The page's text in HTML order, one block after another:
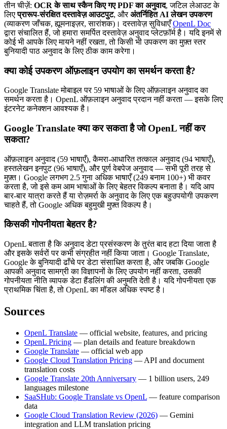
तीन चीज़ें: OCR के साथ स्कैन किए गए PDF का अनुवाद, जटिल लेआउट के
लिएप्रारूप-संरक्षित दस्तावेज़ आउटपुट, औरअंतर्निहित AI लेखन उपकरण
(व्याकरण जाँचक, ह्यूमनाइज़र, सारांशक)। दस्तावेज़ सुविधाएँOpenL Doc
द्वारा संचालित हैं, जो हमारा समर्पित दस्तावेज़ अनुवाद प्लेटफ़ॉर्म है। यदि इनमें से
कोई भी आपके लिए मायने नहीं रखता, तो किसी भी उपकरण का मुफ़्त स्तर
बुनियादी पाठ अनुवाद के लिए ठीक काम करेगा।
क्या कोई उपकरण ऑफ़लाइन उपयोग का समर्थन करता है?
Google Translate मोबाइल पर 59 भाषाओं के लिए ऑफ़लाइन अनुवाद का
समर्थन करता है। OpenL ऑफ़लाइन अनुवाद प्रदान नहीं करता — इसके लिए
इंटरनेट कनेक्शन आवश्यक है।
Google Translate क्या कर सकता है जो OpenL नहीं कर
सकता?
ऑफ़लाइन अनुवाद (59 भाषाएँ), कैमरा-आधारित तत्काल अनुवाद (94 भाषाएँ),
हस्तलेखन इनपुट (96 भाषाएँ), और पूर्ण वेबपेज अनुवाद — सभी पूरी तरह से
मुफ़्त। Google लगभग 2.5 गुना अधिक भाषाएँ (249 बनाम 100+) भी कवर
करता है, जो इसे कम आम भाषाओं के लिए बेहतर विकल्प बनाता है। यदि आप
बार-बार यात्रा करते हैं या रोज़मर्रा के अनुवाद के लिए एक बहुउपयोगी उपकरण
चाहते हैं, तो Google अधिक बहुमुखी मुफ़्त विकल्प है।
किसकी गोपनीयता बेहतर है?
OpenL बताता है कि अनुवाद डेटा प्रसंस्करण के तुरंत बाद हटा दिया जाता है
और इसके सर्वरों पर कभी संग्रहीत नहीं किया जाता। Google Translate,
Google के बुनियादी ढाँचे पर डेटा संसाधित करता है, और जबकि Google
आपकी अनुवाद सामग्री का विज्ञापनों के लिए उपयोग नहीं करता, उसकी
गोपनीयता नीति व्यापक डेटा हैंडलिंग की अनुमति देती है। यदि गोपनीयता एक
प्राथमिक चिंता है, तो OpenL का मॉडल अधिक स्पष्ट है।
Sources
OpenL Translate — official website, features, and pricing
OpenL Pricing — plan details and feature breakdown
Google Translate — official web app
Google Cloud Translation Pricing — API and document
translation costs
Google Translate 20th Anniversary — 1 billion users, 249
languages milestone
SaaSHub: Google Translate vs OpenL — feature comparison
data
Google Cloud Translation Review (2026) — Gemini
integration and LLM translation pricing